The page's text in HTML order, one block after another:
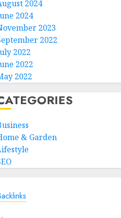
2024
2024
2023
2022
2022
2022
2022
& Garden